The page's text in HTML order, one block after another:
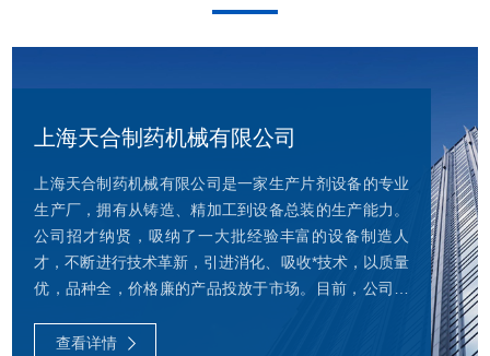
上海天合制药机械有限公司
上海天合制药机械有限公司是一家生产片剂设备的专业
生产厂，拥有从铸造、精加工到设备总装的生产能力。
公司招才纳贤，吸纳了一大批经验丰富的设备制造人
才，不断进行技术革新，引进消化、吸收*技术，以质量
优，品种全，价格廉的产品投放于市场。目前，公司产
压片机和其它制药设备能符合GMP标准。公司以质量求
查看详情